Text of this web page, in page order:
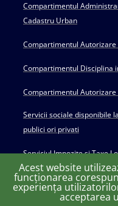
Compartimentul
Cadastru Urban
Compartimentul Autorizare
Compartimentul Disciplina
Compartimentul Autorizare
Servicii sociale disponibile
publici ori privati
Serviciul Impozite si Taxe
Copyright © 2022 Primăria
Acest website
funcționarea
experiența
acceptarea